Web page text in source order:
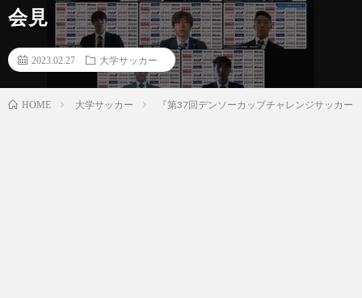
会見
2023.02.27 大学サッカー
HOME 大学サッカー 『第37回デンソーカップチャレンジサッカ